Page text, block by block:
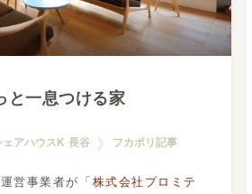
と一息つける家
ェアハウスK 長谷 フカボリ記事
画像一覧
営事業者が「 株式会社プロミテ